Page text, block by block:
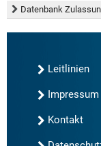
Datenbank
Leitlinien
Impressum
Kontakt